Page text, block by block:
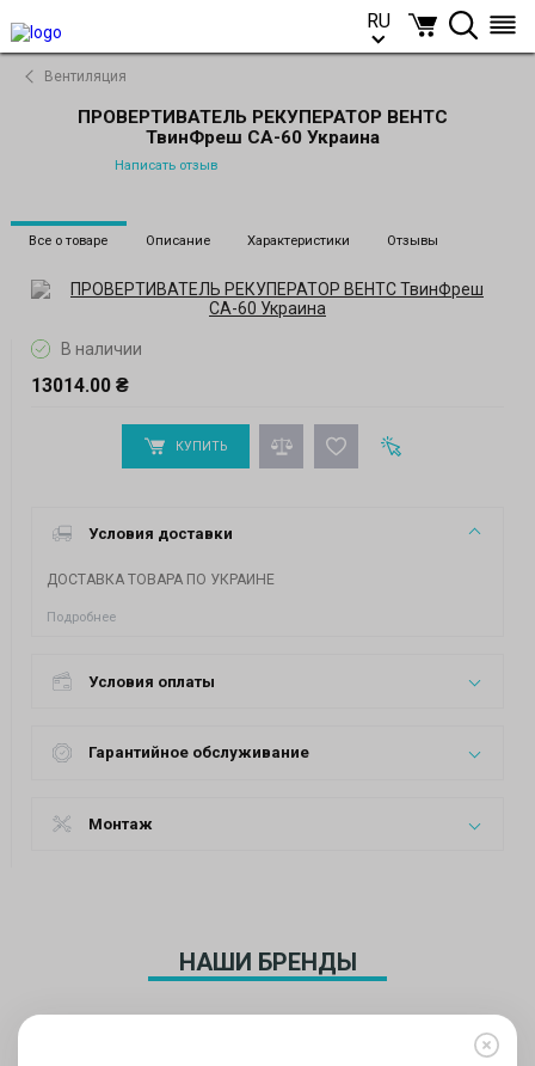
RU
Вентиляция
ПРОВЕРТИВАТЕЛЬ РЕКУПЕРАТОР ВЕНТС
ТвинФреш СА-60 Украина
Написать отзыв
Все о товаре Описание Характеристики Отзывы
В наличии
13014.00 ₴
КУПИТЬ
Условия доставки
ДОСТАВКА ТОВАРА ПО УКРАИНЕ
Подробнее
Условия оплаты
Гарантийное обслуживание
Монтаж
НАШИ БРЕНДЫ